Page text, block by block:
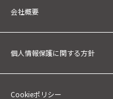
会社概要
個人情報保護に関する方針
Cookieポリシー